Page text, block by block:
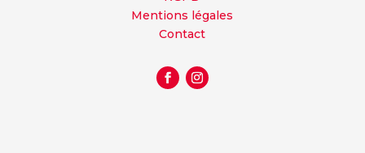
Mentions légales
Contact